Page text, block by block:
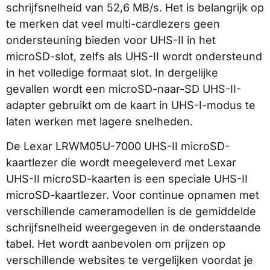
schrijfsnelheid van 52,6 MB/s. Het is belangrijk op
te merken dat veel multi-cardlezers geen
ondersteuning bieden voor UHS-II in het
microSD-slot, zelfs als UHS-II wordt ondersteund
in het volledige formaat slot. In dergelijke
gevallen wordt een microSD-naar-SD UHS-II-
adapter gebruikt om de kaart in UHS-I-modus te
laten werken met lagere snelheden.
De Lexar LRWM05U-7000 UHS-II microSD-
kaartlezer die wordt meegeleverd met Lexar
UHS-II microSD-kaarten is een speciale UHS-II
microSD-kaartlezer. Voor continue opnamen met
verschillende cameramodellen is de gemiddelde
schrijfsnelheid weergegeven in de onderstaande
tabel. Het wordt aanbevolen om prijzen op
verschillende websites te vergelijken voordat je